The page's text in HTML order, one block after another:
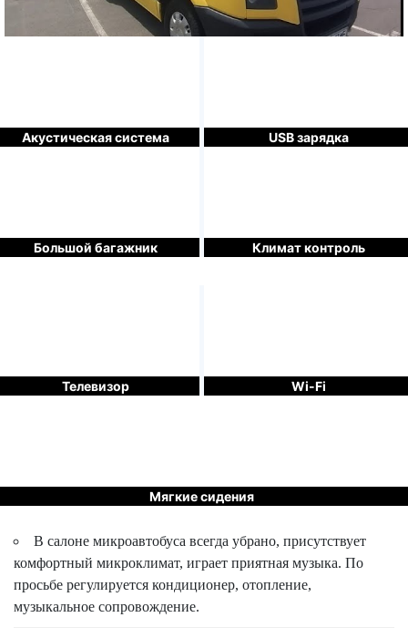
Акустическая система USB зарядка
Большой багажник Климат контроль
Телевизор Wi-Fi
Мягкие сидения
В салоне микроавтобуса всегда убрано, присутствует
комфортный микроклимат, играет приятная музыка. По
просьбе регулируется кондиционер, отопление,
музыкальное сопровождение.